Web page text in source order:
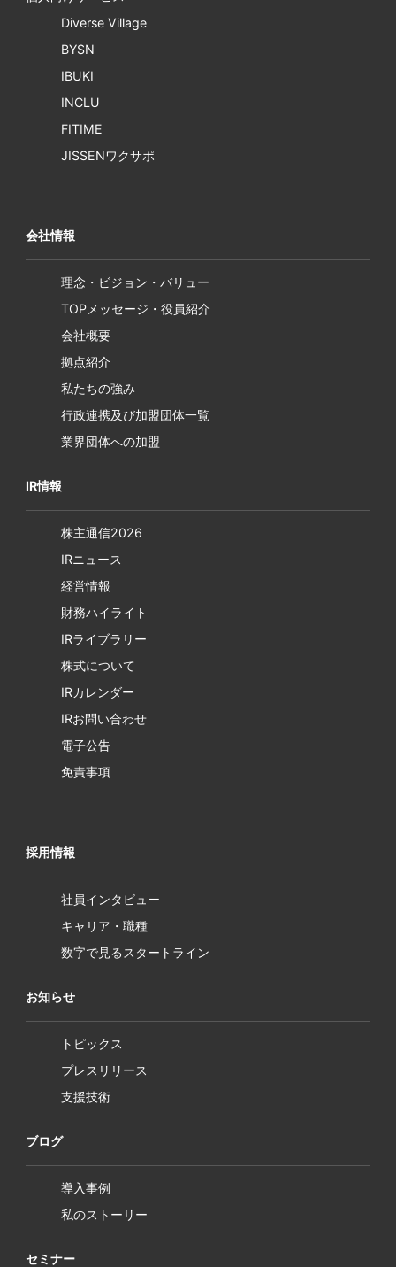
Diverse Village
BYSN
IBUKI
INCLU
FITIME
JISSENワクサポ
会社情報
理念・ビジョン・バリュー
TOPメッセージ・役員紹介
会社概要
拠点紹介
私たちの強み
行政連携及び加盟団体一覧
業界団体への加盟
IR情報
株主通信2026
IRニュース
経営情報
財務ハイライト
IRライブラリー
株式について
IRカレンダー
IRお問い合わせ
電子公告
免責事項
採用情報
社員インタビュー
キャリア・職種
数字で見るスタートライン
お知らせ
トピックス
プレスリリース
支援技術
ブログ
導入事例
私のストーリー
セミナー